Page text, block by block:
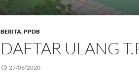
BERITA,PPDB
DAFTAR ULANG
27/06/2020